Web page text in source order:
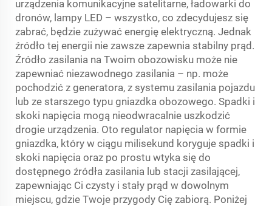
urządzenia komunikacyjne satelitarne, ładowarki do
dronów, lampy LED – wszystko, co zdecydujesz się
zabrać, będzie zużywać energię elektryczną. Jednak
źródło tej energii nie zawsze zapewnia stabilny prąd.
Źródło zasilania na Twoim obozowisku może nie
zapewniać niezawodnego zasilania – np. może
pochodzić z generatora, z systemu zasilania pojazdu
lub ze starszego typu gniazdka obozowego. Spadki i
skoki napięcia mogą nieodwracalnie uszkodzić
drogie urządzenia. Oto regulator napięcia w formie
gniazdka, który w ciągu milisekund koryguje spadki i
skoki napięcia oraz po prostu wtyka się do
dostępnego źródła zasilania lub stacji zasilającej,
zapewniając Ci czysty i stały prąd w dowolnym
miejscu, gdzie Twoje przygody Cię zabiorą. Poniżej